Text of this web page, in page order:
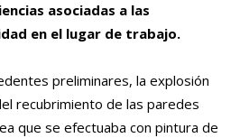
asociadas a las
en el lugar de trabajo.
preliminares, la explosión
recubrimiento de las paredes
que se efectuaba con pintura de